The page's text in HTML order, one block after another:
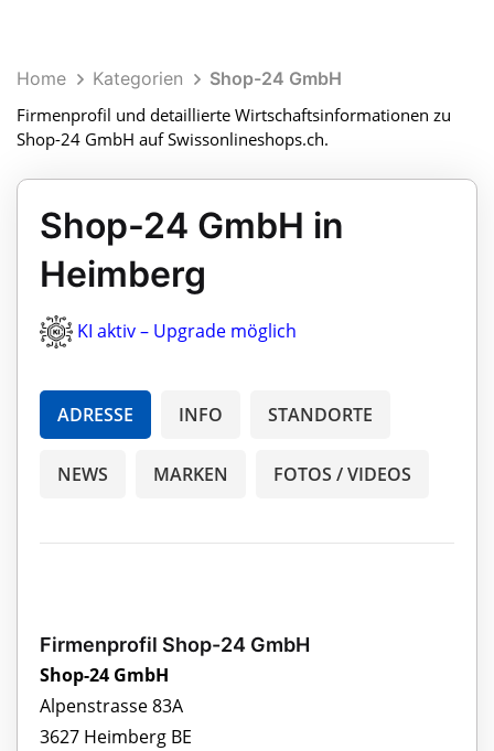
Home Kategorien
Shop-24 GmbH
Firmenprofil und detaillierte Wirtschaftsinformationen zu
Shop-24 GmbH auf Swissonlineshops.ch.
Shop-24 GmbH in
Heimberg
KI aktiv – Upgrade möglich
ADRESSE INFO STANDORTE
NEWS MARKEN FOTOS / VIDEOS
Firmenprofil Shop-24 GmbH
Shop-24 GmbH
Alpenstrasse 83A
3627 Heimberg BE